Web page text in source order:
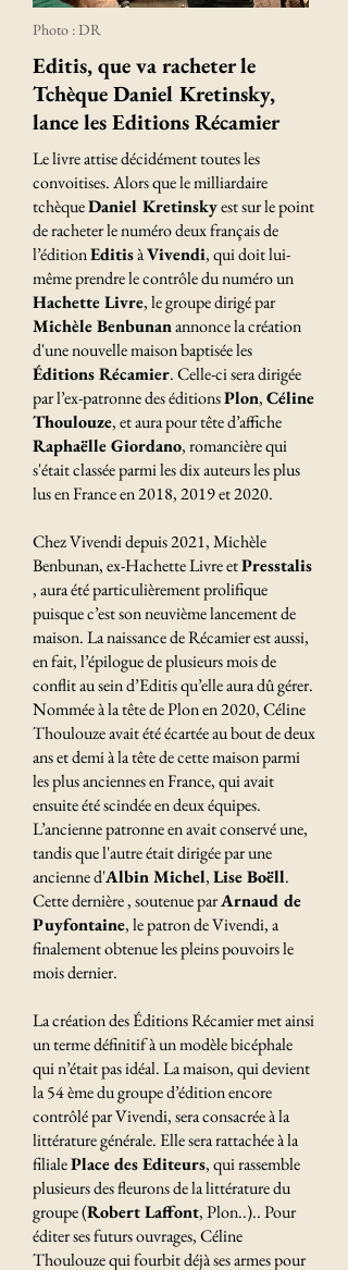
Photo : DR
Editis, que va racheter le
Tchèque Daniel Kretinsky,
lance les Editions Récamier
Le livre attise décidément toutes les
convoitises. Alors que le milliardaire
tchèqueDaniel Kretinskyest sur le point
de racheter le numéro deux français de
l’éditionEditisàVivendi, qui doit lui-
même prendre le contrôle du numéro un
Hachette Livre, le groupe dirigé par
Michèle Benbunanannonce la création
d'une nouvelle maison baptisée les
Éditions Récamier. Celle-ci sera dirigée
par l’ex-patronne des éditionsPlon,Céline
Thoulouze, et aura pour tête d’affiche
Raphaëlle Giordano, romancière qui
s'était classée parmi les dix auteurs les plus
lus en France en 2018, 2019 et 2020.
Chez Vivendi depuis 2021, Michèle
Benbunan, ex-Hachette Livre etPresstalis
, aura été particulièrement prolifique
puisque c’est son neuvième lancement de
maison. La naissance de Récamier est aussi,
en fait, l’épilogue de plusieurs mois de
conflit au sein d’Editis qu’elle aura dû gérer.
Nommée à la tête de Plon en 2020, Céline
Thoulouze avait été écartée au bout de deux
ans et demi à la tête de cette maison parmi
les plus anciennes en France, qui avait
ensuite été scindée en deux équipes.
L’ancienne patronne en avait conservé une,
tandis que l'autre était dirigée par une
ancienne d'Albin Michel,Lise Boëll.
Cette dernière , soutenue parArnaud de
Puyfontaine, le patron de Vivendi, a
finalement obtenue les pleins pouvoirs le
mois dernier.
La création des Éditions Récamier met ainsi
un terme définitif à un modèle bicéphale
qui n’était pas idéal. La maison, qui devient
la 54 ème du groupe d’édition encore
contrôlé par Vivendi, sera consacrée à la
littérature générale. Elle sera rattachée à la
filialePlace des Editeurs, qui rassemble
plusieurs des fleurons de la littérature du
groupe (Robert Laffont, Plon..).. Pour
éditer ses futurs ouvrages, Céline
Thoulouze qui fourbit déjà ses armes pour